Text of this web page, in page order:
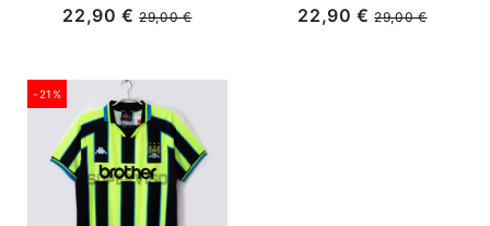
Manchester City
Primera Equipación
22,90 €29,00 €
Segunda Equipación
Retro 1997/98 ML
22,90 €29,00 €
-21%